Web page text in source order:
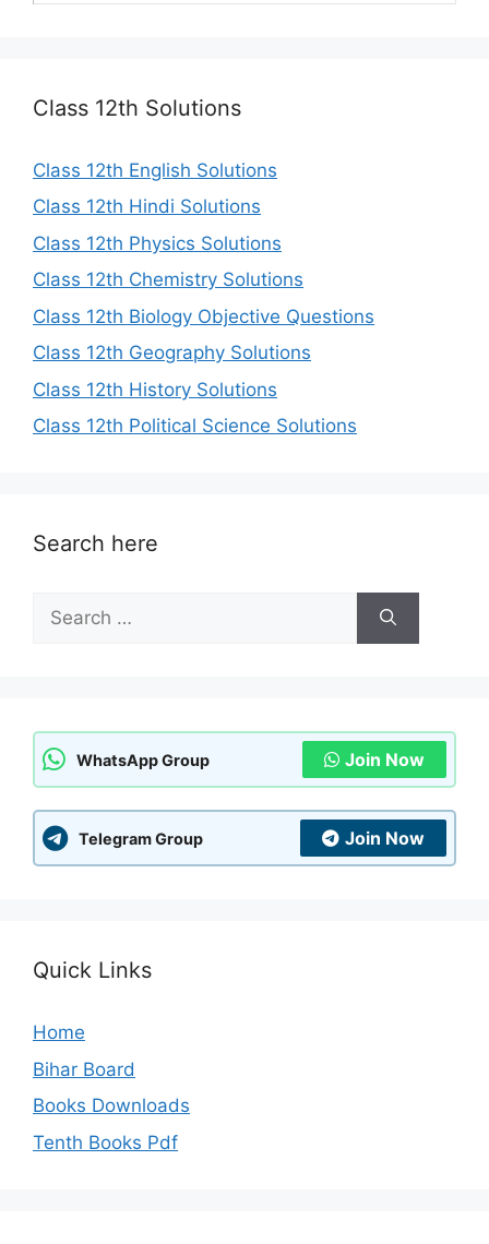
Class 12th Solutions
Class 12th English Solutions
Class 12th Hindi Solutions
Class 12th Physics Solutions
Class 12th Chemistry Solutions
Class 12th Biology Objective Questions
Class 12th Geography Solutions
Class 12th History Solutions
Class 12th Political Science Solutions
Search here
Search
for:
WhatsApp Group Join Now
Telegram Group Join Now
Quick Links
Home
Bihar Board
Books Downloads
Tenth Books Pdf